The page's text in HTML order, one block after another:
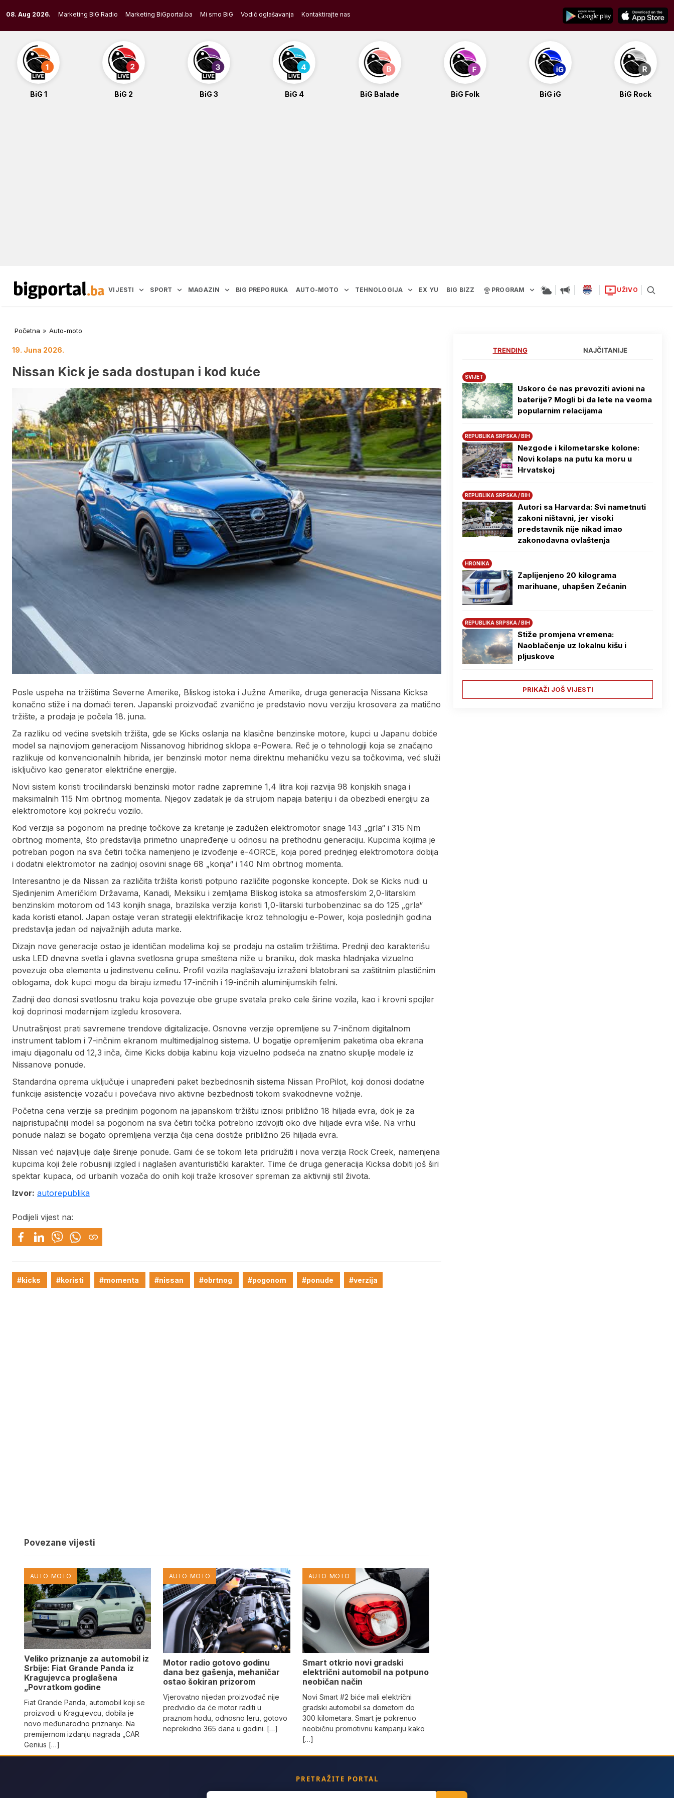
to
content
08. Aug 2026. Marketing BIG Radio Marketing BiGportal.ba Mi smo BiG Vodič oglašavanja Kontaktirajte nas
BiG 1 BiG 2 BiG 3 BiG 4 BiG Balade BiG Folk BiG iG BiG Rock
VIJESTI SPORT MAGAZIN BIG PREPORUKA AUTO-MOTO TEHNOLOGIJA EX YU BIG BIZZ PROGRAM UŽIVO
Početna » Auto-moto
19. Juna 2026.
Nissan Kick je sada dostupan i kod kuće
Posle uspeha na tržištima Severne Amerike, Bliskog istoka i Južne Amerike, druga generacija Nissana Kicksa
konačno stiže i na domaći teren. Japanski proizvođač zvanično je predstavio novu verziju krosovera za matično
tržište, a prodaja je počela 18. juna.
Za razliku od većine svetskih tržišta, gde se Kicks oslanja na klasične benzinske motore, kupci u Japanu dobiće
model sa najnovijom generacijom Nissanovog hibridnog sklopa e-Powera. Reč je o tehnologiji koja se značajno
razlikuje od konvencionalnih hibrida, jer benzinski motor nema direktnu mehaničku vezu sa točkovima, već služi
isključivo kao generator električne energije.
Novi sistem koristi trocilindarski benzinski motor radne zapremine 1,4 litra koji razvija 98 konjskih snaga i
maksimalnih 115 Nm obrtnog momenta. Njegov zadatak je da strujom napaja bateriju i da obezbedi energiju za
elektromotore koji pokreću vozilo.
Kod verzija sa pogonom na prednje točkove za kretanje je zadužen elektromotor snage 143 „grla“ i 315 Nm
obrtnog momenta, što predstavlja primetno unapređenje u odnosu na prethodnu generaciju. Kupcima kojima je
potreban pogon na sva četiri točka namenjeno je izvođenje e-4ORCE, koja pored prednjeg elektromotora dobija
i dodatni elektromotor na zadnjoj osovini snage 68 „konja“ i 140 Nm obrtnog momenta.
Interesantno je da Nissan za različita tržišta koristi potpuno različite pogonske koncepte. Dok se Kicks nudi u
Sjedinjenim Američkim Državama, Kanadi, Meksiku i zemljama Bliskog istoka sa atmosferskim 2,0-litarskim
benzinskim motorom od 143 konjih snaga, brazilska verzija koristi 1,0-litarski turbobenzinac sa do 125 „grla“
kada koristi etanol. Japan ostaje veran strategiji elektrifikacije kroz tehnologiju e-Power, koja poslednjih godina
predstavlja jedan od najvažnijih aduta marke.
Dizajn nove generacije ostao je identičan modelima koji se prodaju na ostalim tržištima. Prednji deo karakterišu
uska LED dnevna svetla i glavna svetlosna grupa smeštena niže u braniku, dok maska hladnjaka vizuelno
povezuje oba elementa u jedinstvenu celinu. Profil vozila naglašavaju izraženi blatobrani sa zaštitnim plastičnim
oblogama, dok kupci mogu da biraju između 17-inčnih i 19-inčnih aluminijumskih felni.
Zadnji deo donosi svetlosnu traku koja povezuje obe grupe svetala preko cele širine vozila, kao i krovni spojler
koji doprinosi modernijem izgledu krosovera.
Unutrašnjost prati savremene trendove digitalizacije. Osnovne verzije opremljene su 7-inčnom digitalnom
instrument tablom i 7-inčnim ekranom multimedijalnog sistema. U bogatije opremljenim paketima oba ekrana
imaju dijagonalu od 12,3 inča, čime Kicks dobija kabinu koja vizuelno podseća na znatno skuplje modele iz
Nissanove ponude.
Standardna oprema uključuje i unapređeni paket bezbednosnih sistema Nissan ProPilot, koji donosi dodatne
funkcije asistencije vozaču i povećava nivo aktivne bezbednosti tokom svakodnevne vožnje.
Početna cena verzije sa prednjim pogonom na japanskom tržištu iznosi približno 18 hiljada evra, dok je za
najpristupačniji model sa pogonom na sva četiri točka potrebno izdvojiti oko dve hiljade evra više. Na vrhu
ponude nalazi se bogato opremljena verzija čija cena dostiže približno 26 hiljada evra.
Nissan već najavljuje dalje širenje ponude. Gami će se tokom leta pridružiti i nova verzija Rock Creek, namenjena
kupcima koji žele robusniji izgled i naglašen avanturistički karakter. Time će druga generacija Kicksa dobiti još širi
spektar kupaca, od urbanih vozača do onih koji traže krosover spreman za aktivniji stil života.
Izvor: autorepublika
Podijeli vijest na:
#kicks #koristi #momenta #nissan #obrtnog #pogonom #ponude #verzija
Povezane vijesti
AUTO-MOTO
Veliko priznanje za automobil iz
Srbije: Fiat Grande Panda iz
Kragujevca proglašena
„Povratkom godine
Fiat Grande Panda, automobil koji se
proizvodi u Kragujevcu, dobila je
novo međunarodno priznanje. Na
premijernom izdanju nagrada „CAR
Genius […]
AUTO-MOTO
Motor radio gotovo godinu
dana bez gašenja, mehaničar
ostao šokiran prizorom
Vjerovatno nijedan proizvođač nije
predvidio da će motor raditi u
praznom hodu, odnosno leru, gotovo
neprekidno 365 dana u godini. […]
AUTO-MOTO
Smart otkrio novi gradski
električni automobil na potpuno
neobičan način
Novi Smart #2 biće mali električni
gradski automobil sa dometom do
300 kilometara. Smart je pokrenuo
neobičnu promotivnu kampanju kako
[…]
TRENDING NAJČITANIJE
SVIJET
Uskoro će nas prevoziti avioni na
baterije? Mogli bi da lete na veoma
popularnim relacijama
REPUBLIKA SRPSKA / BIH
Nezgode i kilometarske kolone:
Novi kolaps na putu ka moru u
Hrvatskoj
REPUBLIKA SRPSKA / BIH
Autori sa Harvarda: Svi nametnuti
zakoni ništavni, jer visoki
predstavnik nije nikad imao
zakonodavna ovlaštenja
HRONIKA
Zaplijenjeno 20 kilograma
marihuane, uhapšen Zećanin
REPUBLIKA SRPSKA / BIH
Stiže promjena vremena:
Naoblačenje uz lokalnu kišu i
pljuskove
PRIKAŽI JOŠ VIJESTI
PRETRAŽITE PORTAL